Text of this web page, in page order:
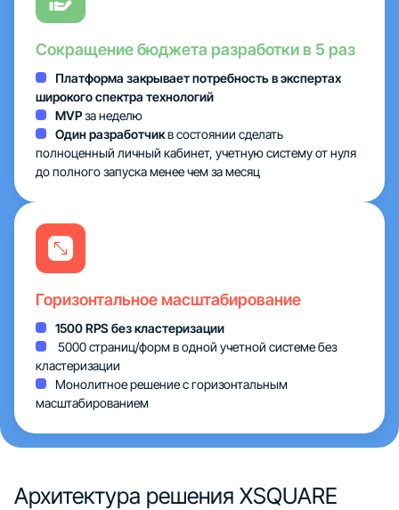
Сокращение бюджета разработки в 5 раз
Платформа закрывает потребность в экспертах
широкого спектра технологий
MVPза неделю
Один разработчикв состоянии сделать
полноценный личный кабинет, учетную систему от нуля
до полного запуска менее чем за месяц
Горизонтальное масштабирование
1500 RPS без кластеризации
5000 страниц/форм в одной учетной системе без
кластеризации
Монолитное решение с горизонтальным
масштабированием
Архитектура решения XSQUARE